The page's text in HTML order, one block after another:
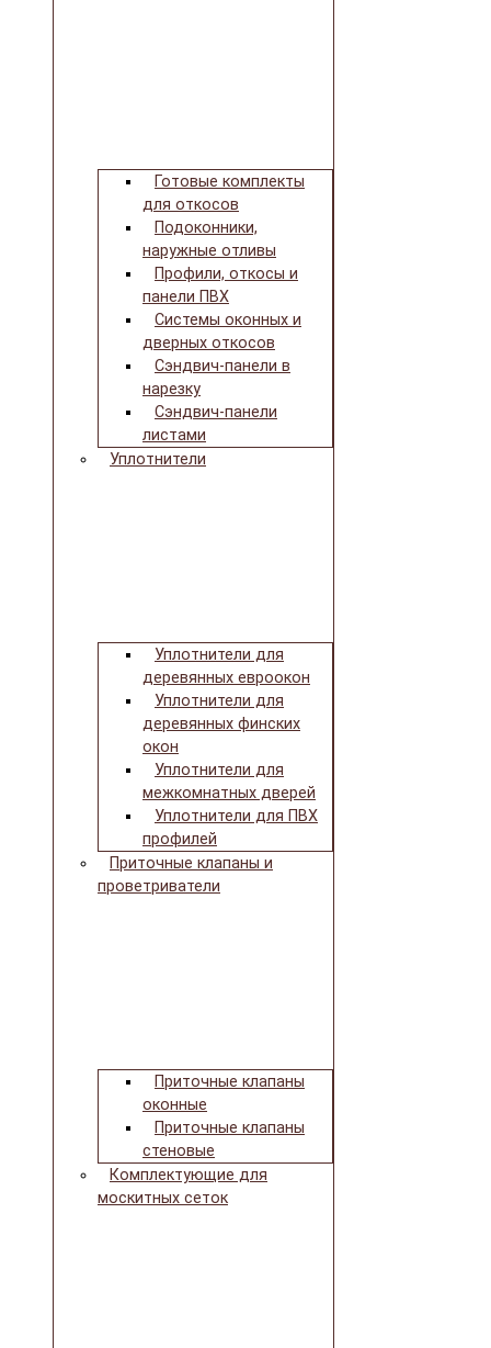
Готовые комплекты
для откосов
Подоконники,
наружные отливы
Профили, откосы и
панели ПВХ
Системы оконных и
дверных откосов
Сэндвич-панели в
нарезку
Сэндвич-панели
листами
Уплотнители
Уплотнители для
деревянных евроокон
Уплотнители для
деревянных финских
окон
Уплотнители для
межкомнатных дверей
Уплотнители для ПВХ
профилей
Приточные клапаны и
проветриватели
Приточные клапаны
оконные
Приточные клапаны
стеновые
Комплектующие для
москитных сеток